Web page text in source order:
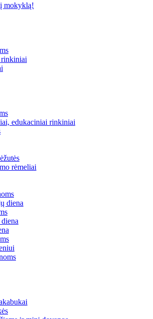
mokyklą!
edukaciniai rinkiniai
rėmeliai
diena